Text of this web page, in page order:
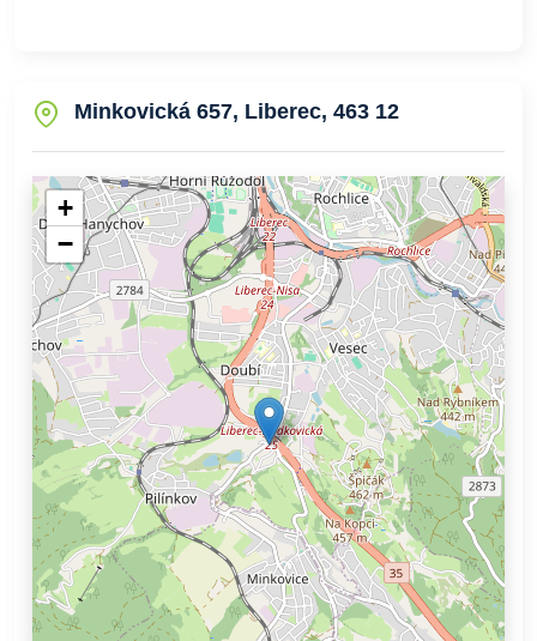
Minkovická 657, Liberec, 463 12
+
−